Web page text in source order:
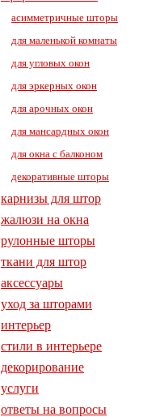
асимметричные шторы
для маленькой комнаты
для угловых окон
для эркерных окон
для арочных окон
для мансардных окон
для окна с балконом
декоративные шторы
карнизы для штор
жалюзи на окна
рулонные шторы
ткани для штор
аксессуары
уход за шторами
интерьер
стили в интерьере
декорирование
услуги
ответы на вопросы